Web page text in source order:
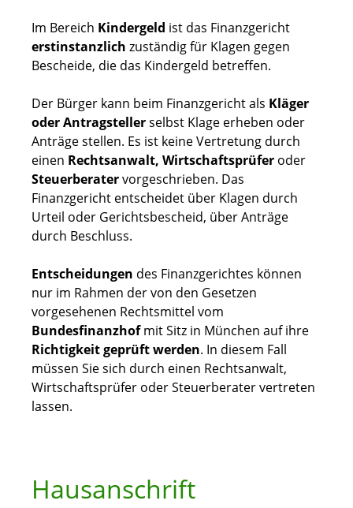
Im Bereich Kindergeld ist das Finanzgericht
erstinstanzlich zuständig für Klagen gegen
Bescheide, die das Kindergeld betreffen.
Der Bürger kann beim Finanzgericht als Kläger
oder Antragstellerselbst Klage erheben oder
Anträge stellen. Es ist keine Vertretung durch
einen Rechtsanwalt, Wirtschaftsprüfer oder
Steuerberatervorgeschrieben. Das
Finanzgericht entscheidet über Klagen durch
Urteil oder Gerichtsbescheid, über Anträge
durch Beschluss.
Entscheidungen des Finanzgerichtes können
nur im Rahmen der von den Gesetzen
vorgesehenen Rechtsmittel vom
Bundesfinanzhofmit Sitz in München auf ihre
Richtigkeit geprüft werden. In diesem Fall
müssen Sie sich durch einen Rechtsanwalt,
Wirtschaftsprüfer oder Steuerberater vertreten
lassen.
Hausanschrift